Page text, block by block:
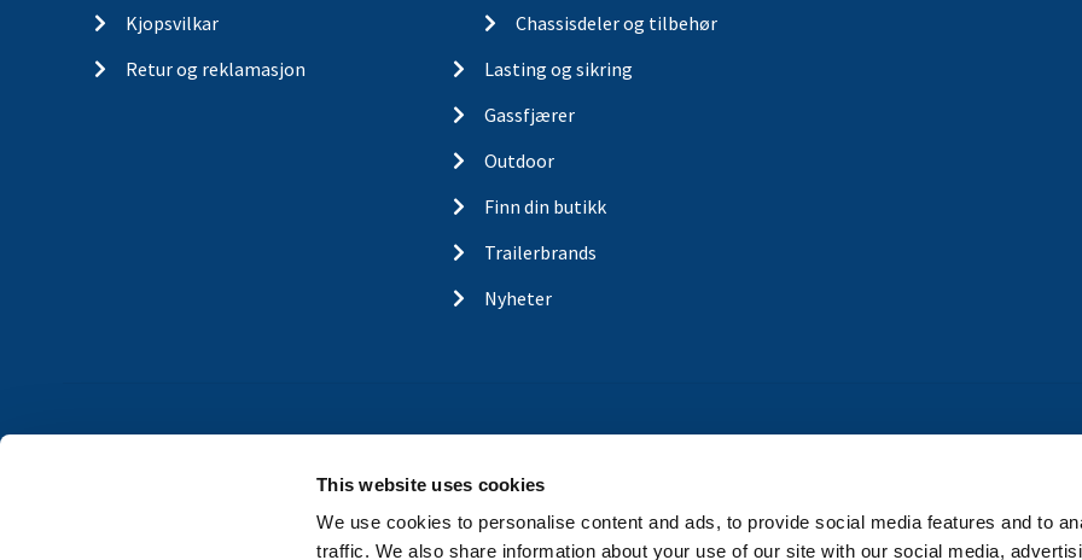
This website uses cookies
We use cookies to personalise content and ads, to provide social media features and to
traffic. We also share information about your use of our site with our social media,
Kjopsvilkar
Retur og reklamasjon
Chassisdeler og tilbehør
Lasting og sikring
Gassfjærer
Outdoor
Finn din butikk
Trailerbrands
Nyheter